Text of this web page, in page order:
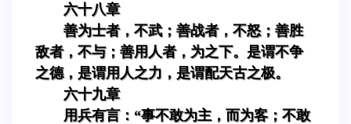
六十八章
善为士者，不武；善战者，不怒；善胜
敌者，不与；善用人者，为之下。是谓不争
之德，是谓用人之力，是谓配天古之极。
六十九章
用兵有言：“事不敢为主，而为客；不敢